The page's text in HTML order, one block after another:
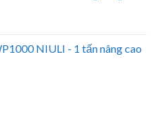
NIULI - 1 tấn nâng cao